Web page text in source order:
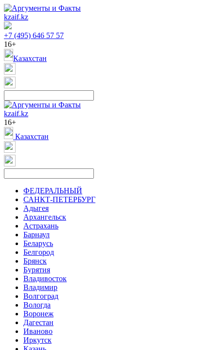
kzaif.kz
+7 (495) 646 57 57
16+
Казахстан
kzaif.kz
16+
Казахстан
ФЕДЕРАЛЬНЫЙ
САНКТ-ПЕТЕРБУРГ
Адыгея
Архангельск
Астрахань
Барнаул
Беларусь
Белгород
Брянск
Бурятия
Владивосток
Владимир
Волгоград
Вологда
Воронеж
Дагестан
Иваново
Иркутск